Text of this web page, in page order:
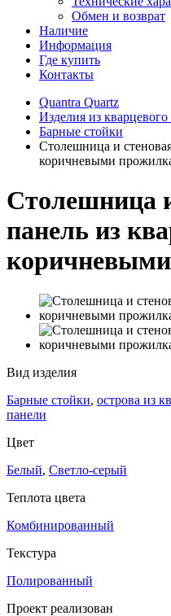
Обмен и возврат
Наличие
Информация
Где купить
Контакты
Quantra Quartz
Изделия из кварцевого
Барные стойки
Столешница и
коричневыми
Столешница
панель из
Вид изделия
Барные стойки, острова из
панели
Цвет
Белый, Светло-серый
Теплота цвета
Комбинированный
Текстура
Полированный
Проект реализован